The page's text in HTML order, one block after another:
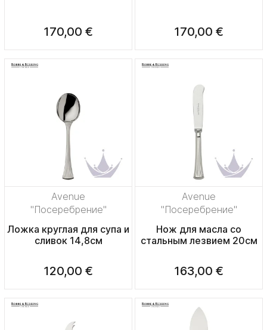
170,00 € 170,00 €
Avenue
"Посеребрение"
Ложка круглая для супа и
сливок 14,8см
120,00 €
Avenue
"Посеребрение"
Нож для масла со
стальным лезвием 20см
163,00 €